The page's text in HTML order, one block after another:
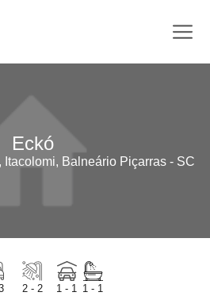
Eckó
Balneário Piçarras - SC
2 - 2
1 - 1
1 - 1